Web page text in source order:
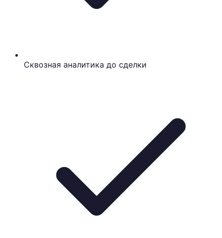
Сквозная аналитика до сделки